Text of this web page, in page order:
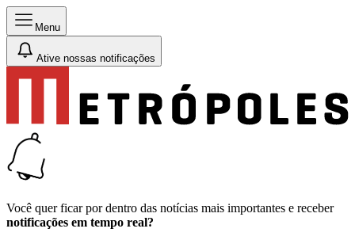
Menu
Ative nossas notificações
Você quer ficar por dentro das notícias mais importantes e receber
notificações em tempo real?